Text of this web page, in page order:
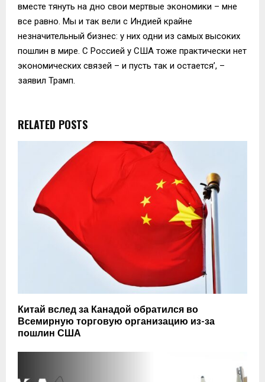
вместе тянуть на дно свои мертвые экономики – мне
все равно. Мы и так вели с Индией крайне
незначительный бизнес: у них одни из самых высоких
пошлин в мире. С Россией у США тоже практически нет
экономических связей – и пусть так и остается’, –
заявил Трамп.
RELATED POSTS
Китай вслед за Канадой обратился во
Всемирную торговую организацию из-за
пошлин США